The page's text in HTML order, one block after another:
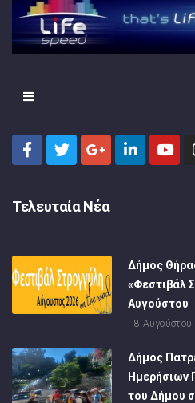
Τελευταία Νέα
Δήμος
«Φεστιβάλ
Αυγούστου
8
Δήμος
Ημερήσιων
του Δήμου